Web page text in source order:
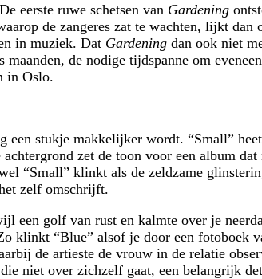
eerste ruwe schetsen van Gardening
de zangeres zat te wachten, lijkt dan
in muziek. Dat Gardening dan ook niet
de nodige tijdspanne om
in Oslo.
stukje makkelijker wordt. “Small”
zet de toon voor een album dat
“Small” klinkt als de zeldzame
zelf omschrijft.
een golf van rust en kalmte over je
klinkt “Blue” alsof je door een fotoboek
de artieste de vrouw in de relatie
niet over zichzelf gaat, een belangrijk